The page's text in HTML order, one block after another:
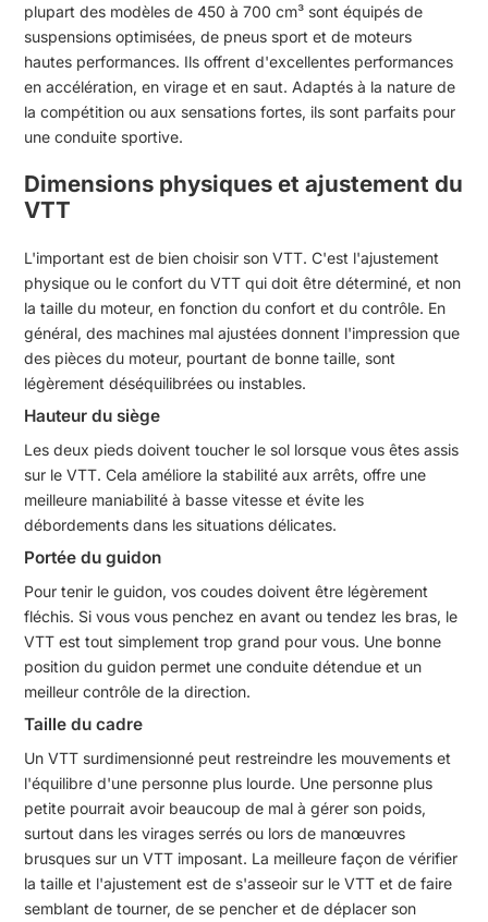
plupart des modèles de 450 à 700 cm³ sont équipés de
suspensions optimisées, de pneus sport et de moteurs
hautes performances. Ils offrent d'excellentes performances
en accélération, en virage et en saut. Adaptés à la nature de
la compétition ou aux sensations fortes, ils sont parfaits pour
une conduite sportive.
Dimensions physiques et ajustement du
VTT
L'important est de bien choisir son VTT. C'est l'ajustement
physique ou le confort du VTT qui doit être déterminé, et non
la taille du moteur, en fonction du confort et du contrôle. En
général, des machines mal ajustées donnent l'impression que
des pièces du moteur, pourtant de bonne taille, sont
légèrement déséquilibrées ou instables.
Hauteur du siège
Les deux pieds doivent toucher le sol lorsque vous êtes assis
sur le VTT. Cela améliore la stabilité aux arrêts, offre une
meilleure maniabilité à basse vitesse et évite les
débordements dans les situations délicates.
Portée du guidon
Pour tenir le guidon, vos coudes doivent être légèrement
fléchis. Si vous vous penchez en avant ou tendez les bras, le
VTT est tout simplement trop grand pour vous. Une bonne
position du guidon permet une conduite détendue et un
meilleur contrôle de la direction.
Taille du cadre
Un VTT surdimensionné peut restreindre les mouvements et
l'équilibre d'une personne plus lourde. Une personne plus
petite pourrait avoir beaucoup de mal à gérer son poids,
surtout dans les virages serrés ou lors de manœuvres
brusques sur un VTT imposant. La meilleure façon de vérifier
la taille et l'ajustement est de s'asseoir sur le VTT et de faire
semblant de tourner, de se pencher et de déplacer son